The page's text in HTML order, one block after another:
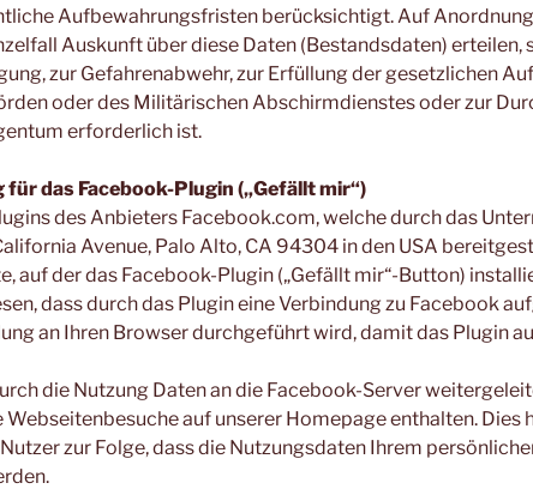
Aufbewahrungsfristen berücksichtigt. Auf
Auskunft über diese Daten (Bestandsdaten) erteilen,
zur Gefahrenabwehr, zur Erfüllung der gesetzlichen
oder des Militärischen Abschirmdienstes oder zur
erforderlich ist.
das Facebook-Plugin („Gefällt mir“)
des Anbieters Facebook.com, welche durch das
Avenue, Palo Alto, CA 94304 in den USA
auf der das Facebook-Plugin („Gefällt mir“-Button)
dass durch das Plugin eine Verbindung zu Facebook
an Ihren Browser durchgeführt wird, damit das Plugin
die Nutzung Daten an die Facebook-Server
auf unserer Homepage enthalten. Dies
zur Folge, dass die Nutzungsdaten Ihrem